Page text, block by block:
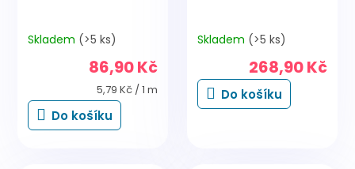
Skladem (>5 ks)
86,90 Kč
Měrná
cena:
5,79 Kč / 1 m
Do košíku
Skladem (>5 ks)
268,90 Kč
Do košíku